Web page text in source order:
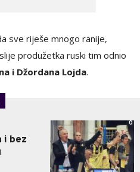
sve riješe mnogo ranije,
produžetka ruski tim odnio
i Džordana Lojda.
i bez
0